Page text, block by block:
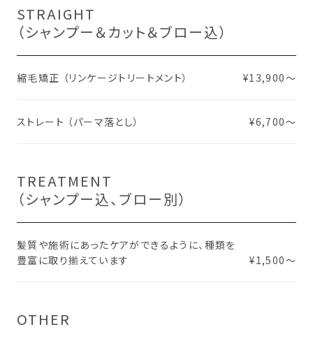
STRAIGHT
（シャンプー＆カット＆ブロー込）
縮毛矯正 （リンケージトリートメント） ¥13,900～
ストレート （パーマ落とし） ¥6,700～
TREATMENT
（シャンプー込、ブロー別）
髪質や施術にあったケアができるように、種類を
豊富に取り揃えています
¥1,500〜
OTHER